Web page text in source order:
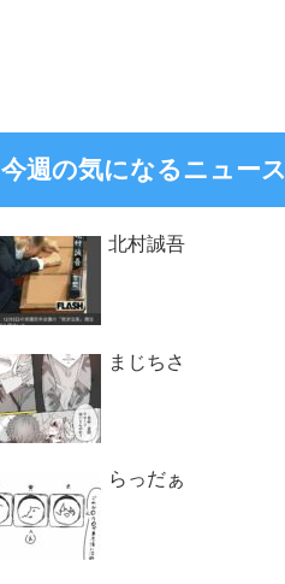
今週の気になるニュース
北村誠吾
まじちさ
らっだぁ